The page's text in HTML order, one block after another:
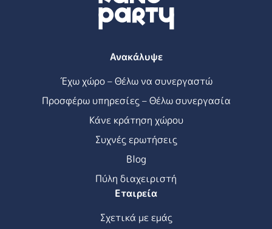
Ανακάλυψε
Έχω χώρο – Θέλω να συνεργαστώ
Προσφέρω υπηρεσίες – Θέλω συνεργασία
Κάνε κράτηση χώρου
Συχνές ερωτήσεις
Blog
Πύλη διαχειριστή
Εταιρεία
Σχετικά με εμάς